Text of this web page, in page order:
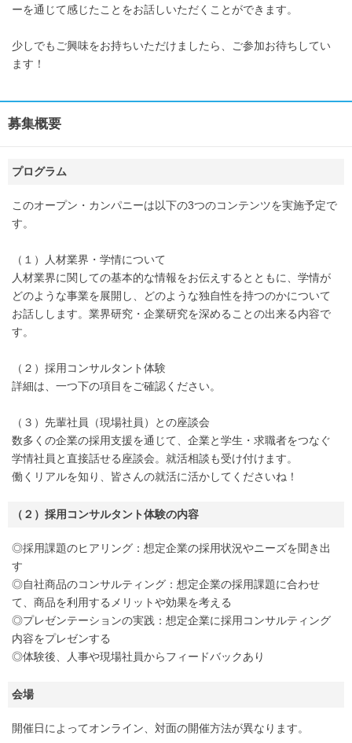
ーを通じて感じたことをお話しいただくことができます。
少しでもご興味をお持ちいただけましたら、ご参加お待ちしてい
ます！
募集概要
プログラム
このオープン・カンパニーは以下の3つのコンテンツを実施予定で
す。
（１）人材業界・学情について
人材業界に関しての基本的な情報をお伝えするとともに、学情が
どのような事業を展開し、どのような独自性を持つのかについて
お話しします。業界研究・企業研究を深めることの出来る内容で
す。
（２）採用コンサルタント体験
詳細は、一つ下の項目をご確認ください。
（３）先輩社員（現場社員）との座談会
数多くの企業の採用支援を通じて、企業と学生・求職者をつなぐ
学情社員と直接話せる座談会。就活相談も受け付けます。
働くリアルを知り、皆さんの就活に活かしてくださいね！
（２）採用コンサルタント体験の内容
◎採用課題のヒアリング：想定企業の採用状況やニーズを聞き出
す
◎自社商品のコンサルティング：想定企業の採用課題に合わせ
て、商品を利用するメリットや効果を考える
◎プレゼンテーションの実践：想定企業に採用コンサルティング
内容をプレゼンする
◎体験後、人事や現場社員からフィードバックあり
会場
開催日によってオンライン、対面の開催方法が異なります。